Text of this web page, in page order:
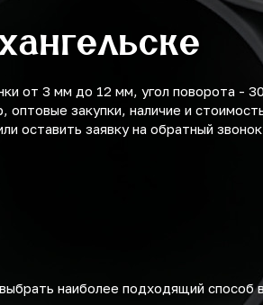
от 3 мм до 12 мм, угол поворота -
закупки, наличие и
оставить заявку на обратный
наиболее подходящий способ